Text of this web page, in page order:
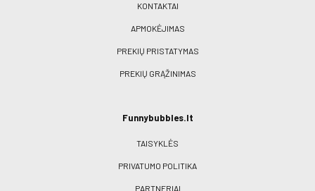
KONTAKTAI
APMOKĖJIMAS
PREKIŲ PRISTATYMAS
PREKIŲ GRĄŽINIMAS
Funnybubbles.lt
TAISYKLĖS
PRIVATUMO POLITIKA
PARTNERIAI